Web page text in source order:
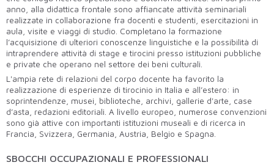
anno, alla didattica frontale sono affiancate attività seminariali
realizzate in collaborazione fra docenti e studenti, esercitazioni in
aula, visite e viaggi di studio. Completano la formazione
l’acquisizione di ulteriori conoscenze linguistiche e la possibilità di
intraprendere attività di stage e tirocini presso istituzioni pubbliche
e private che operano nel settore dei beni culturali.
L'ampia rete di relazioni del corpo docente ha favorito la
realizzazione di esperienze di tirocinio in Italia e all’estero: in
soprintendenze, musei, biblioteche, archivi, gallerie d'arte, case
d’asta, redazioni editoriali. A livello europeo, numerose convenzioni
sono già attive con importanti istituzioni museali e di ricerca in
Francia, Svizzera, Germania, Austria, Belgio e Spagna.
SBOCCHI OCCUPAZIONALI E PROFESSIONALI